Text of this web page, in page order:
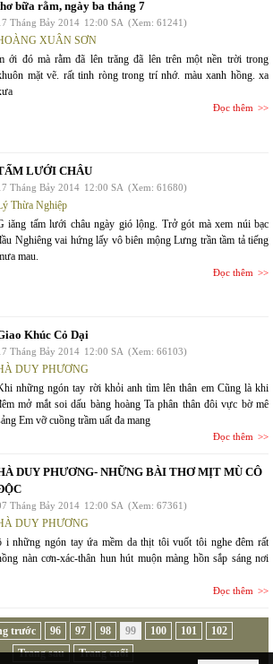
bữa rằm, ngày ba tháng 7
Tháng Bảy 2014 12:00 SA (Xem: 61241)
XUÂN SƠN
ới đó mà rằm đã lên trăng đã lên trên một nền trời trong
mặt vẽ. rất tinh ròng trong trí nhớ. màu xanh hồng. xa
Đọc thêm
LƯỚI CHÂU
Tháng Bảy 2014 12:00 SA (Xem: 61680)
Thừa Nghiệp
iăng tấm lưới châu ngày gió lộng. Trở gót mà xem núi bạc
Nghiêng vai hứng lấy vô biên mộng Lưng trần tầm tả tiếng
mau.
Đọc thêm
Khúc Cỏ Dại
Tháng Bảy 2014 12:00 SA (Xem: 66103)
DUY PHƯƠNG
những ngón tay rời khỏi anh tìm lên thân em Cũng là khi
mở mắt soi dấu bàng hoàng Ta phân thân đôi vực bờ mê
Em vỡ cuồng trầm uất đa mang
Đọc thêm
DUY PHƯƠNG- NHỮNG BÀI THƠ MỊT MÙ CÔ
Tháng Bảy 2014 12:00 SA (Xem: 67361)
DUY PHƯƠNG
i những ngón tay ứa mềm da thịt tôi vuốt tôi nghe đêm rất
nàn cơn-xác-thân hun hút muộn màng hồn sắp sáng nơi
Đọc thêm
trước 96 97 98 99 100 101
102
Trang sau
Trang cuối